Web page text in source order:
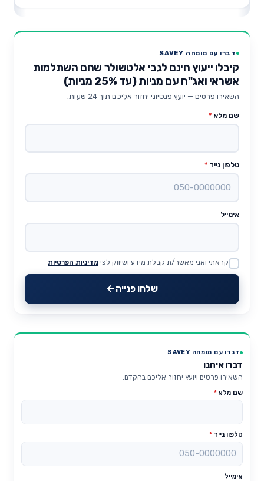
דברו עם מומחה SAVEY
קיבלו ייעוץ חינם לגבי אלטשולר שחם השתלמות
אשראי ואג"ח עם מניות (עד 25% מניות)
השאירו פרטים — יועץ פנסיוני יחזור אליכם תוך 24 שעות.
שם מלא *
טלפון נייד *
אימייל
Website
קראתי ואני מאשר/ת קבלת מידע ושיווק לפי מדיניות הפרטיות
שלחו פנייה
דברו עם מומחה SAVEY
דברו איתנו
השאירו פרטים ויועץ יחזור אליכם בהקדם.
שם מלא*
טלפון נייד *
אימייל